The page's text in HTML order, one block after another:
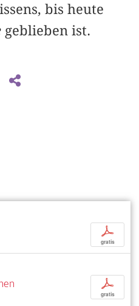
bis heute
geblieben ist.
p
gratis
p
gratis